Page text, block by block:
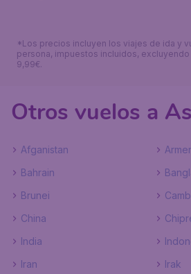
*Los precios incluyen los viajes de ida y
persona, impuestos incluidos,
9,99€.
Otros vuelos a
Afganistan
Bahrain
Brunei
China
India
Iran
Irak